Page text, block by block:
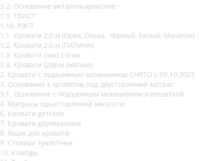
3.2. Основание металлокаркасное
1.9. ТВИСТ
1.10. РЭСТ
1.1. Кровати 2,0 м (Орех, Ольха, Чёрный, Белый, Махагон)
1.2. Кровати 2,0 м (ПАТИНА)
1.3. Кровати (лак) сосна
1.4. Кровати Шарм (мягкие)
2. Кровати с подъемным механизмом СНЯТО с 09.10.2023
3. Основание к кроватям под двусторонний матрас
3.1. Основание с подъемным механизмом и решеткой
4. Матрасы односторонней мягкости
6. Кровати детские
7. Кровати двухярусные
8. Ящик для кровати
9. Столики туалетные
10. Комоды